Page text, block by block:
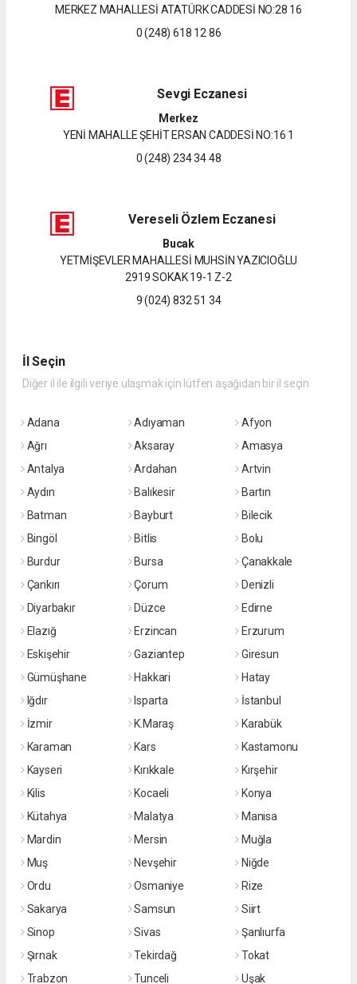
MERKEZ MAHALLESİ ATATÜRK CADDESİ NO:28 16
0 (248) 618 12 86
Sevgi Eczanesi
Merkez
YENİ MAHALLE ŞEHİT ERSAN CADDESİ NO:16 1
0 (248) 234 34 48
Vereseli Özlem Eczanesi
Bucak
YETMİŞEVLER MAHALLESİ MUHSİN YAZICIOĞLU
2919 SOKAK 19-1 Z-2
9 (024) 832 51 34
İl Seçin
Diğer il ile ilgili veriye ulaşmak için lütfen aşağıdan bir il seçin
Adana Adıyaman
Afyon
Ağrı
Aksaray
Amasya
Antalya
Ardahan
Artvin
Aydın
Balıkesir
Bartın
Batman
Bayburt
Bilecik
Bingöl
Bitlis
Bolu
Burdur
Bursa
Çanakkale
Çankırı
Çorum
Denizli
Diyarbakır
Düzce
Edirne
Elazığ
Erzincan
Erzurum
Eskişehir
Gaziantep
Giresun
Gümüşhane
Hakkari
Hatay
Iğdır
Isparta
İstanbul
İzmir
K.Maraş
Karabük
Karaman
Kars
Kastamonu
Kayseri
Kırıkkale
Kırşehir
Kilis
Kocaeli
Konya
Kütahya
Malatya
Manisa
Mardin
Mersin
Muğla
Muş
Nevşehir
Niğde
Ordu
Osmaniye
Rize
Sakarya
Samsun
Siirt
Sinop
Sivas
Şanlıurfa
Şırnak
Tekirdağ
Tokat
Trabzon
Tunceli Uşak